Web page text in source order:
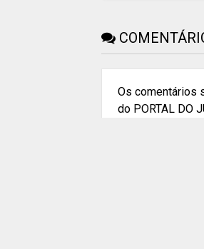
Os comentários
do PORTAL DO